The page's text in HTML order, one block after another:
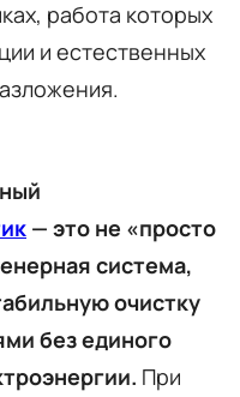
работа которых
и естественных
— это не «просто
система,
очистку
без единого
При